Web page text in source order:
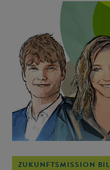
ZUKUNFTSMISSION